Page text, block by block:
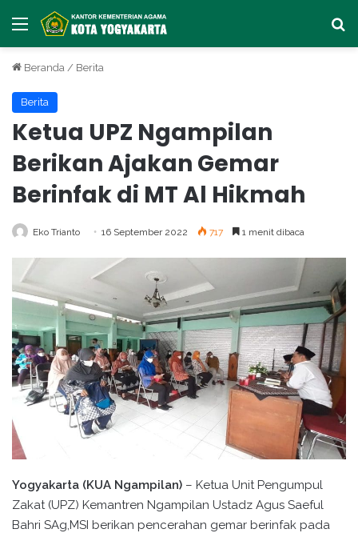
Menu
Beranda / Berita
Berita
Ketua UPZ Ngampilan
Berikan Ajakan Gemar
Berinfak di MT Al Hikmah
Eko Trianto 16 September 2022 717 1 menit dibaca
Yogyakarta (KUA Ngampilan) – Ketua Unit Pengumpul
Zakat (UPZ) Kemantren Ngampilan Ustadz Agus Saeful
Bahri SAg,MSI berikan pencerahan gemar berinfak pada